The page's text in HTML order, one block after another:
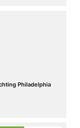
Philadelphia